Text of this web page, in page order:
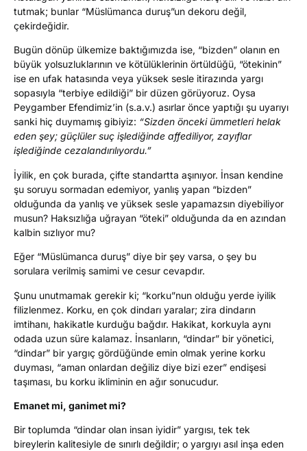
tutmak; bunlar “Müslümanca duruş”un dekoru değil,
çekirdeğidir.
Bugün dönüp ülkemize baktığımızda ise, “bizden” olanın en
büyük yolsuzluklarının ve kötülüklerinin örtüldüğü, “ötekinin”
ise en ufak hatasında veya yüksek sesle itirazında yargı
sopasıyla “terbiye edildiği” bir düzen görüyoruz. Oysa
Peygamber Efendimiz’in (s.a.v.) asırlar önce yaptığı şu uyarıyı
sanki hiç duymamış gibiyiz: “Sizden önceki ümmetleri helak
eden şey; güçlüler suç işlediğinde affediliyor, zayıflar
işlediğinde cezalandırılıyordu.”
İyilik, en çok burada, çifte standartta aşınıyor. İnsan kendine
şu soruyu sormadan edemiyor, yanlış yapan “bizden”
olduğunda da yanlış ve yüksek sesle yapamazsın diyebiliyor
musun? Haksızlığa uğrayan “öteki” olduğunda da en azından
kalbin sızlıyor mu?
Eğer “Müslümanca duruş” diye bir şey varsa, o şey bu
sorulara verilmiş samimi ve cesur cevapdır.
Şunu unutmamak gerekir ki; “korku”nun olduğu yerde iyilik
filizlenmez. Korku, en çok dindarı yaralar; zira dindarın
imtihanı, hakikatle kurduğu bağdır. Hakikat, korkuyla aynı
odada uzun süre kalamaz. İnsanların, “dindar” bir yönetici,
“dindar” bir yargıç gördüğünde emin olmak yerine korku
duyması, “aman onlardan değiliz diye bizi ezer” endişesi
taşıması, bu korku ikliminin en ağır sonucudur.
Emanet mi, ganimet mi?
Bir toplumda “dindar olan insan iyidir” yargısı, tek tek
bireylerin kalitesiyle de sınırlı değildir; o yargıyı asıl inşa eden